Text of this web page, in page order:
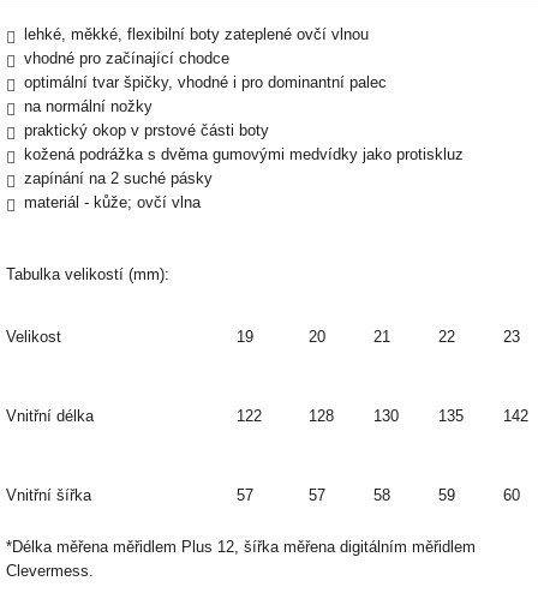
lehké, měkké, flexibilní boty zateplené ovčí vlnou
vhodné pro začínající chodce
optimální tvar špičky, vhodné i pro dominantní palec
na normální nožky
praktický okop v prstové části boty
kožená podrážka s dvěma gumovými medvídky jako protiskluz
zapínání na 2 suché pásky
materiál - kůže; ovčí vlna
Tabulka velikostí (mm):
Velikost 19 20 21 22 23
Vnitřní délka 122 128 130 135 142
Vnitřní šířka 57 57 58 59 60
*Délka měřena měřidlem Plus 12, šířka měřena digitálním měřidlem
Clevermess.